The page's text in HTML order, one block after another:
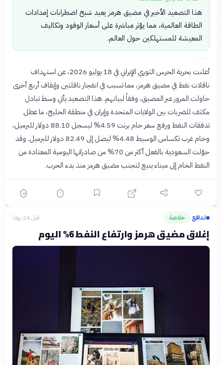
هذا التصعيد الأخير في مضيق هرمز يعيد شبح اضطرابات إمدادات
الطاقة العالمية، مما يؤثر مباشرة على أسعار الوقود وتكاليف
المعيشة للمستهلكين حول العالم.
أعلنت بحرية الحرس الثوري الإيراني في 18 يوليو 2026، عن استهداف
ناقلات نفط في مضيق هرمز، مما تسبب في انفجار ناقلتين وإيقاف أربع أخرى
حاولت المرور عبر المضيق، وفقاً لبيانهم. هذا التصعيد يأتي وسط تبادل
مكثف للضربات بين الولايات المتحدة وإيران في منطقة الخليج، ما عطل
تدفقات النفط ورفع سعر خام برنت 4.59% ليسجل 88.10 دولار للبرميل،
وخام غرب تكساس الوسيط 4.48% ليصل إلى 82.49 دولار للبرميل. وقد
حوّلت السعودية بالفعل أكثر من 70% من صادراتها اليومية المعتادة من
النفط الخام إلى ميناء ينبع لتجنب مضيق هرمز منذ بدء الحرب.
تدافع› خلاصة قبل 24 يومًا
إغلاق مضيق هرمز وارتفاع النفط 6% اليوم